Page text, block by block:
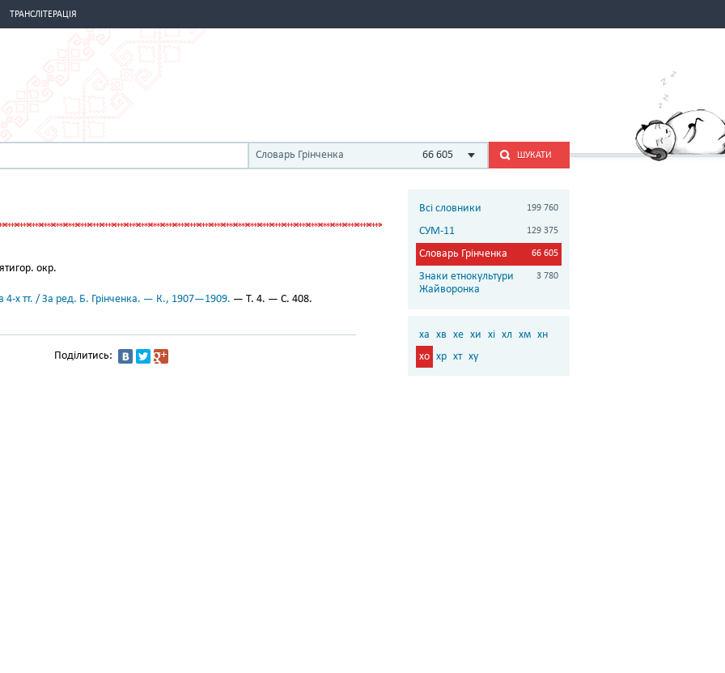
ТРАНСЛІТЕРАЦІЯ
Словарь Грінченка 66 605 ШУКАТИ
окр.
4-х тт. / За ред. Б. Грінченка. — К., 1907—1909. — Т. 4. — С. 408.
Поділитись:
Всі словники 199 760
СУМ-11 129 375
Словарь Грінченка 66 605
Знаки етнокультури
Жайворонка
3 780
ха хв хе хи хі хл хм хн
хо хр хт ху